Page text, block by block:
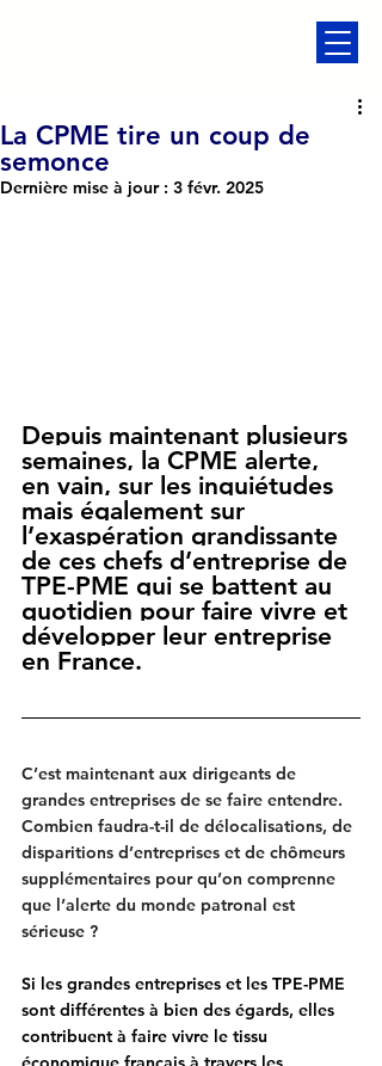
La CPME tire un coup de
semonce
Dernière mise à jour : 3 févr. 2025
Depuis maintenant plusieurs
semaines, la CPME alerte,
en vain, sur les inquiétudes
mais également sur
l’exaspération grandissante
de ces chefs d’entreprise de
TPE-PME qui se battent au
quotidien pour faire vivre et
développer leur entreprise
en France.
C’est maintenant aux dirigeants de
grandes entreprises de se faire entendre.
Combien faudra-t-il de délocalisations, de
disparitions d’entreprises et de chômeurs
supplémentaires pour qu’on comprenne
que l’alerte du monde patronal est
sérieuse ?
Si les grandes entreprises et les TPE-PME
sont différentes à bien des égards, elles
contribuent à faire vivre le tissu